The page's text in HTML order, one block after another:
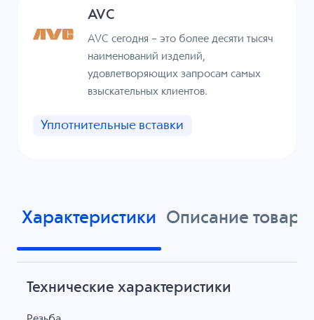
AVC
AVC сегодня – это более десяти тысяч
наименований изделий,
удовлетворяющих запросам самых
взыскательных клиентов.
Уплотнительные вставки
Характеристики Описание товара
Технические характеристики